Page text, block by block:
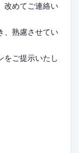
改めてご連絡い
、熟慮させてい
をご提示いたし